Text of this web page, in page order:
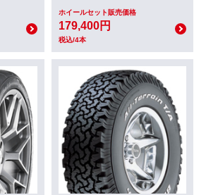
ホイールセット販売価格
179,400円
税込/4本